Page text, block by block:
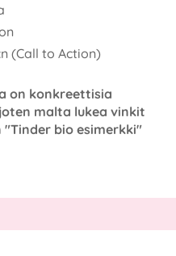
(Call to Action)
on konkreettisia
malta lukea vinkit
"Tinder bio esimerkki"